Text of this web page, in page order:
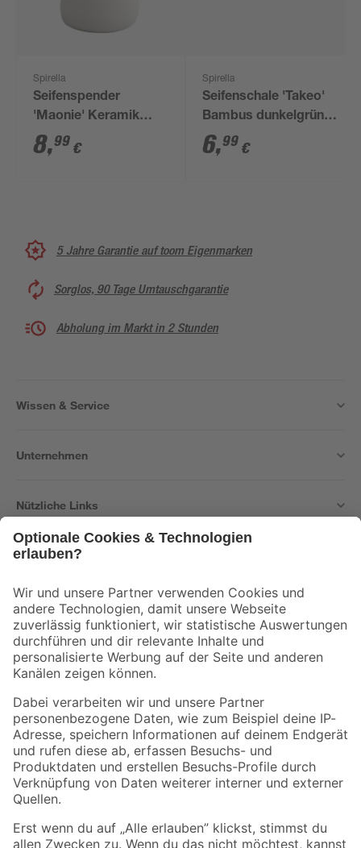
Spirella
Seifenspender
'Maonie' Keramik
weiß 300 ml
8,99 €
Spirella
Seifenschale 'Takeo'
Bambus dunkelgrün
15,3 x 10 x 2 cm
6,99 €
5 Jahre Garantie auf toom Eigenmarken
Sorglos, 90 Tage Umtauschgarantie
Abholung im Markt in 2 Stunden
Wissen & Service
Unternehmen
Nützliche Links
Der toom Newsletter: Keine Angebote und Aktionen mehr verpassen!
Zur Newsletter Anmeldung
Folge uns
Zahlungsarten Versandarten
Sicher einkaufen